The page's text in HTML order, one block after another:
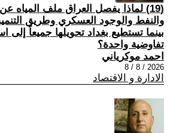
(19) لماذا يفصل العراق ملف المياه عن
والنفط والوجود العسكري وطريق
بينما تستطيع بغداد تحويلها جميعاً إلى
تفاوضية واحدة؟
احمد موكرياني
2026 / 8 / 8
الادارة و الاقتصاد